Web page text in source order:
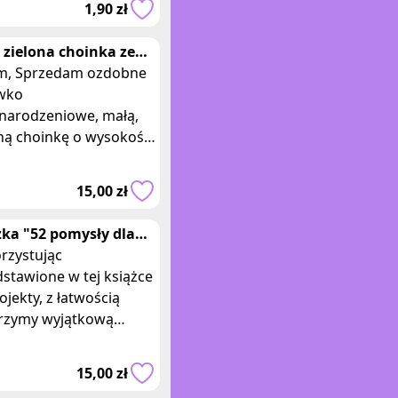
1,90 zł
zielona choinka ze
dodatkami 26
małą,
choinkę o wysokości
i drewnianych p
15,00 zł
"52 pomysły dla
ogrodników"
Oftringw tej książce
z łatwością
wyjątkową
Każdy, niezależnie
ile ma miejs15,00 zł